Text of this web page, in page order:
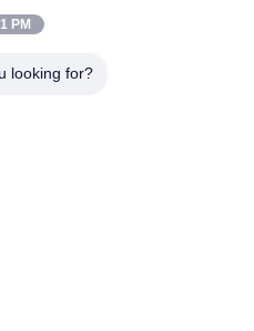
Profil aluminiowy do
PM
looking for?